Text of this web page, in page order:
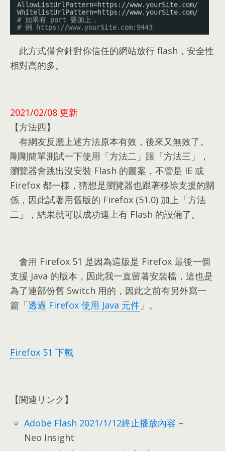
AllowListUrlPattern=https: //www.yourSite.com/
WhitelistUrlPattern=https: //www.yourSite.com/
# 如果有 port 要加上，
# 例
https://www.yourSite.com:9443
此方式僅會針對你信任的網站放行 flash ， 安全性
相對高的多。
2021/02/08 更新
【方法四】
有網友反應上述方法原本有效 ， 後來又無效了。
剛剛簡單測試一下使用「方法二」跟「方法三」
，
瀏覽器會跳出沒安裝 Flash 的圖案 ， 不管是 IE 或
Firefox 都一樣 ， 猜想是瀏覽器也跟著移除支援的關
係 ， 因此試著用舊版的 Firefox (51.0) 加上「方法
二」
， 結果就可以成功連上有 Flash 的設備了。
會用 Firefox 51 是因為這版是 Firefox 最後一個
支援 Java 的版本 ， 因此我一直留著安裝檔 ， 這也是
為了連部份舊 Switch 用的 ， 因此之前有另外寫一
篇「透過 Firefox 使用 Java 元件 」 。
Firefox 51 下載
【関連リンク】
Adobe Flash 2021/1/12終止播放內容 –
Neo Insight